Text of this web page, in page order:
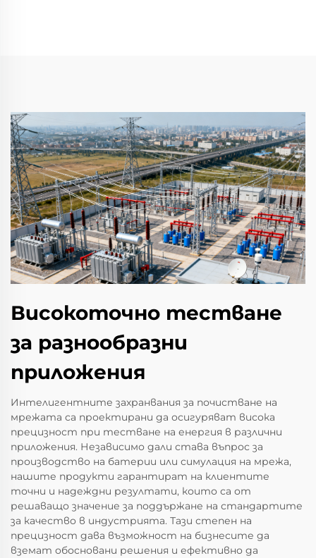
Високоточно тестване
за разнообразни
приложения
Интелигентните захранвания за почистване на
мрежата са проектирани да осигуряват висока
прецизност при тестване на енергия в различни
приложения. Независимо дали става въпрос за
производство на батерии или симулация на мрежа,
нашите продукти гарантират на клиентите
точни и надеждни резултати, които са от
решаващо значение за поддържане на стандартите
за качество в индустрията. Тази степен на
прецизност дава възможност на бизнесите да
вземат обосновани решения и ефективно да